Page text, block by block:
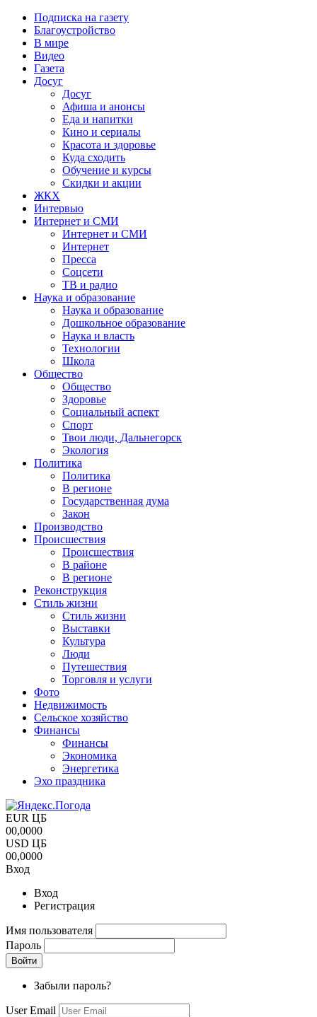
Подписка на газету
Благоустройство
В мире
Видео
Газета
Досуг
Досуг
Афиша и анонсы
Еда и напитки
Кино и сериалы
Красота и здоровье
Куда сходить
Обучение и курсы
Скидки и акции
ЖКХ
Интервью
Интернет и СМИ
Интернет и СМИ
Интернет
Пресса
Соцсети
ТВ и радио
Наука и образование
Наука и образование
Дошкольное образование
Наука и власть
Технологии
Школа
Общество
Общество
Здоровье
Социальный аспект
Спорт
Твои люди, Дальнегорск
Экология
Политика
Политика
В регионе
Государственная дума
Закон
Производство
Происшествия
Происшествия
В районе
В регионе
Реконструкция
Стиль жизни
Стиль жизни
Выставки
Культура
Люди
Путешествия
Торговля и услуги
Фото
Недвижимость
Сельское хозяйство
Финансы
Финансы
Экономика
Энергетика
Эхо праздника
EUR ЦБ
00,0000
USD ЦБ
00,0000
Вход
Вход
Регистрация
Имя пользователя
Пароль
Забыли пароль?
User Email